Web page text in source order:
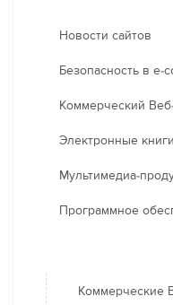
Новости сайтов
Безопасность в e-
Коммерческий
Электронные книги
Мультимедиа-
Программное
Коммерческие